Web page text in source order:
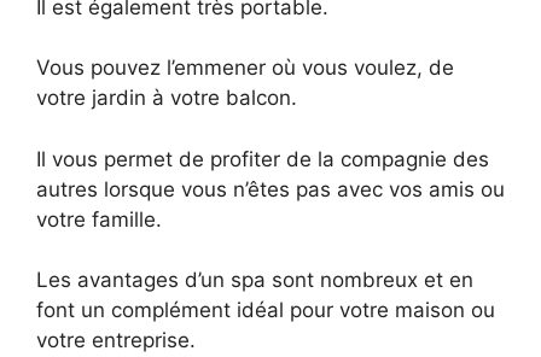
Il est également très portable.
Vous pouvez l’emmener où vous voulez, de
votre jardin à votre balcon.
Il vous permet de profiter de la compagnie des
autres lorsque vous n’êtes pas avec vos amis ou
votre famille.
Les avantages d’un spa sont nombreux et en
font un complément idéal pour votre maison ou
votre entreprise.